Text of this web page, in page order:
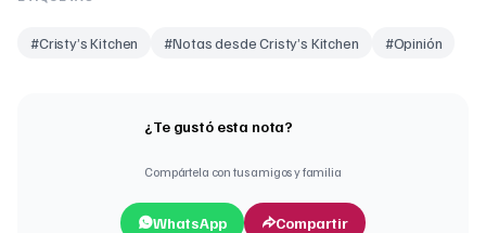
#Cristy’s Kitchen #Notas desde Cristy’s Kitchen #Opinión
¿Te gustó esta nota?
Compártela con tus amigos y familia
WhatsApp Compartir